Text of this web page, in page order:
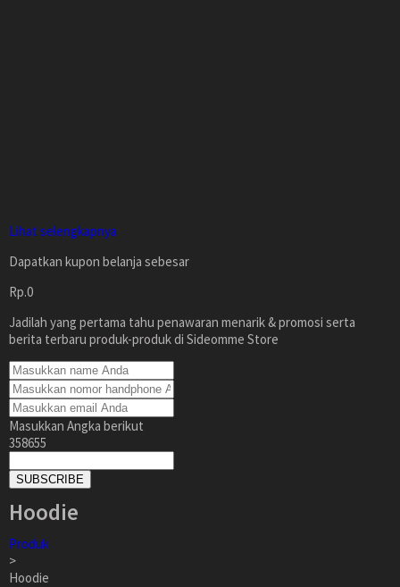
Lihat selengkapnya
Dapatkan kupon belanja sebesar
Rp.0
Jadilah yang pertama tahu penawaran menarik & promosi serta
berita terbaru produk-produk di Sideomme Store
Masukkan Angka berikut
358655
SUBSCRIBE
Hoodie
Produk
>
Hoodie